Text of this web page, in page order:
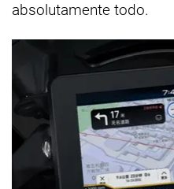
absolutamente todo.